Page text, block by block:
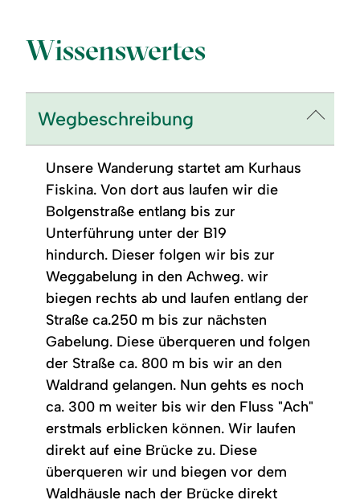
Wissenswertes
Wegbeschreibung
Unsere Wanderung startet am Kurhaus
Fiskina. Von dort aus laufen wir die
Bolgenstraße entlang bis zur
Unterführung unter der B19
hindurch. Dieser folgen wir bis zur
Weggabelung in den Achweg. wir
biegen rechts ab und laufen entlang der
Straße ca.250 m bis zur nächsten
Gabelung. Diese überqueren und folgen
der Straße ca. 800 m bis wir an den
Waldrand gelangen. Nun gehts es noch
ca. 300 m weiter bis wir den Fluss "Ach"
erstmals erblicken können. Wir laufen
direkt auf eine Brücke zu. Diese
überqueren wir und biegen vor dem
Waldhäusle nach der Brücke direkt